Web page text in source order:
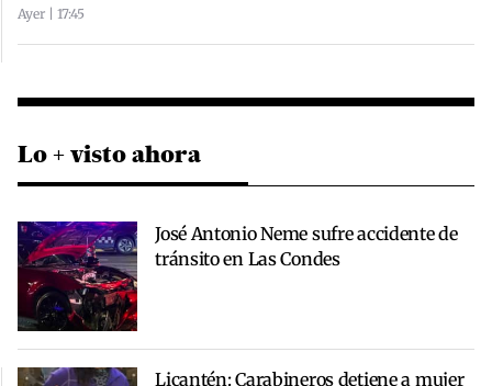
Ayer | 17:45
Lo + visto ahora
José Antonio Neme sufre accidente de
tránsito en Las Condes
Licantén: Carabineros detiene a mujer